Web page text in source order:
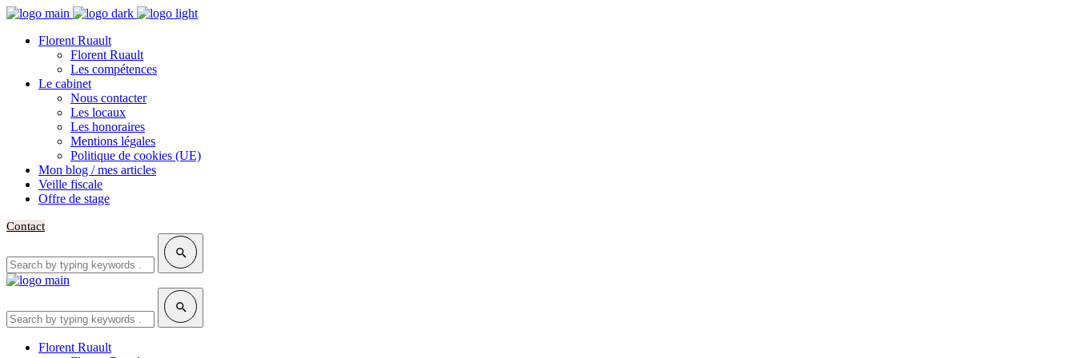
Florent Ruault
Florent Ruault
Les compétences
Le cabinet
Nous contacter
Les locaux
Les honoraires
Mentions légales
Politique de cookies (UE)
Mon blog / mes articles
Veille fiscale
Offre de stage
Contact
for:
for:
Florent Ruault